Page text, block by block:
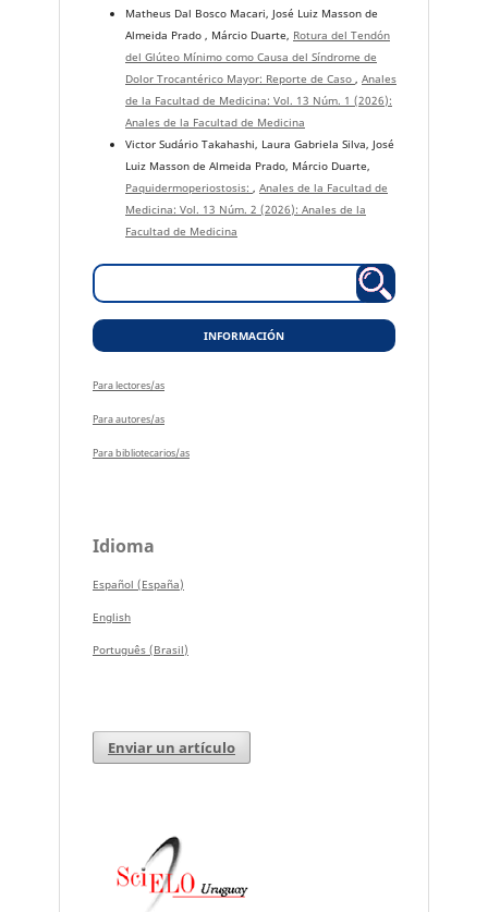
Matheus Dal Bosco Macari, José Luiz Masson de
Almeida Prado , Márcio Duarte, Rotura del Tendón
del Glúteo Mínimo como Causa del Síndrome de
Dolor Trocantérico Mayor: Reporte de Caso , Anales
de la Facultad de Medicina: Vol. 13 Núm. 1 (2026):
Anales de la Facultad de Medicina
Victor Sudário Takahashi, Laura Gabriela Silva, José
Luiz Masson de Almeida Prado, Márcio Duarte,
Paquidermoperiostosis: , Anales de la Facultad de
Medicina: Vol. 13 Núm. 2 (2026): Anales de la
Facultad de Medicina
INFORMACIÓN
Para lectores/as
Para autores/as
Para bibliotecarios/as
Idioma
Español (España)
English
Português (Brasil)
Enviar un artículo